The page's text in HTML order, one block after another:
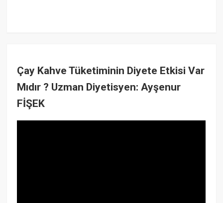
Çay Kahve Tüketiminin Diyete Etkisi Var
Mıdır ? Uzman Diyetisyen: Ayşenur
FİŞEK